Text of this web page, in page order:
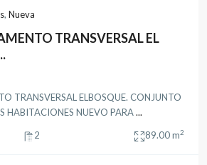
, Nueva
TRANSVERSAL EL
TRANSVERSAL ELBOSQUE. CONJUNTO
HABITACIONES NUEVO PARA...
2 89.00 m2